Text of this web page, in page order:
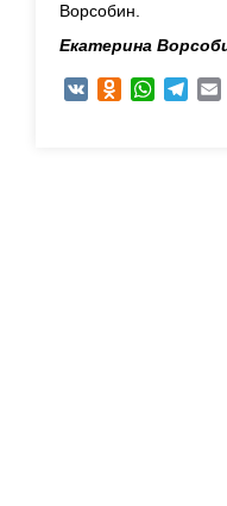
Ворсобин.
Екатерина
VK Odnoklassniki
WhatsApp